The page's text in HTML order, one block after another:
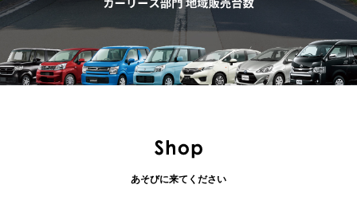
あそびに来てください